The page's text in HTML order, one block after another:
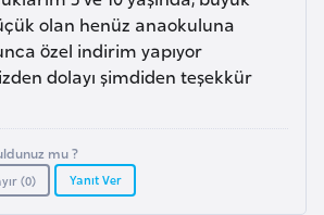
olan henüz anaokuluna
özel indirim yapıyor
dolayı şimdiden teşekkür
mu ?
(0) Yanıt Ver